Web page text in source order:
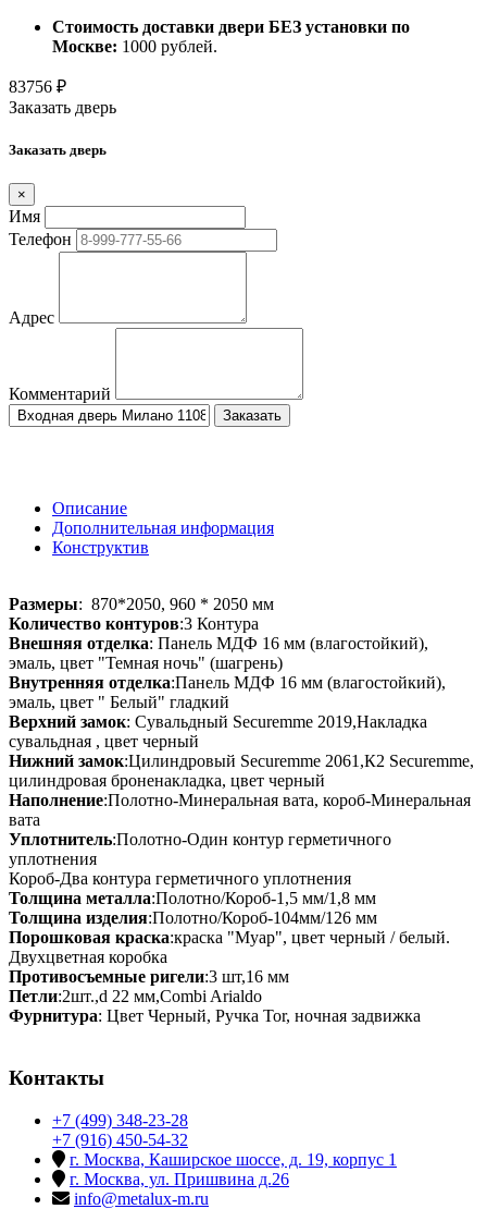
Стоимость доставки двери БЕЗ установки по
Москве: 1000 рублей.
83756 ₽
Заказать дверь
Заказать дверь
×
Имя
Телефон
Адрес
Комментарий
Заказать
Описание
Дополнительная информация
Конструктив
Размеры: 870*2050, 960 * 2050 мм
Количество контуров:3 Контура
Внешняя отделка: Панель МДФ 16 мм (влагостойкий),
эмаль, цвет "Темная ночь" (шагрень)
Внутренняя отделка:Панель МДФ 16 мм (влагостойкий),
эмаль, цвет " Белый" гладкий
Верхний замок: Сувальдный Securemme 2019,Накладка
сувальдная , цвет черный
Нижний замок:Цилиндровый Securemme 2061,К2 Securemme,
цилиндровая броненакладка, цвет черный
Наполнение:Полотно-Минеральная вата, короб-Минеральная
вата
Уплотнитель:Полотно-Один контур герметичного
уплотнения
Короб-Два контура герметичного уплотнения
Толщина металла:Полотно/Короб-1,5 мм/1,8 мм
Толщина изделия:Полотно/Короб-104мм/126 мм
Порошковая краска:краска "Муар", цвет черный / белый.
Двухцветная коробка
Противосъемные ригели:3 шт,16 мм
Петли:2шт.,d 22 мм,Combi Arialdo
Фурнитура: Цвет Черный, Ручка Tor, ночная задвижка
Контакты
+7 (499) 348-23-28
+7 (916) 450-54-32
г. Москва, Каширское шоссе, д. 19, корпус 1
г. Москва, ул. Пришвина д.26
info@metalux-m.ru